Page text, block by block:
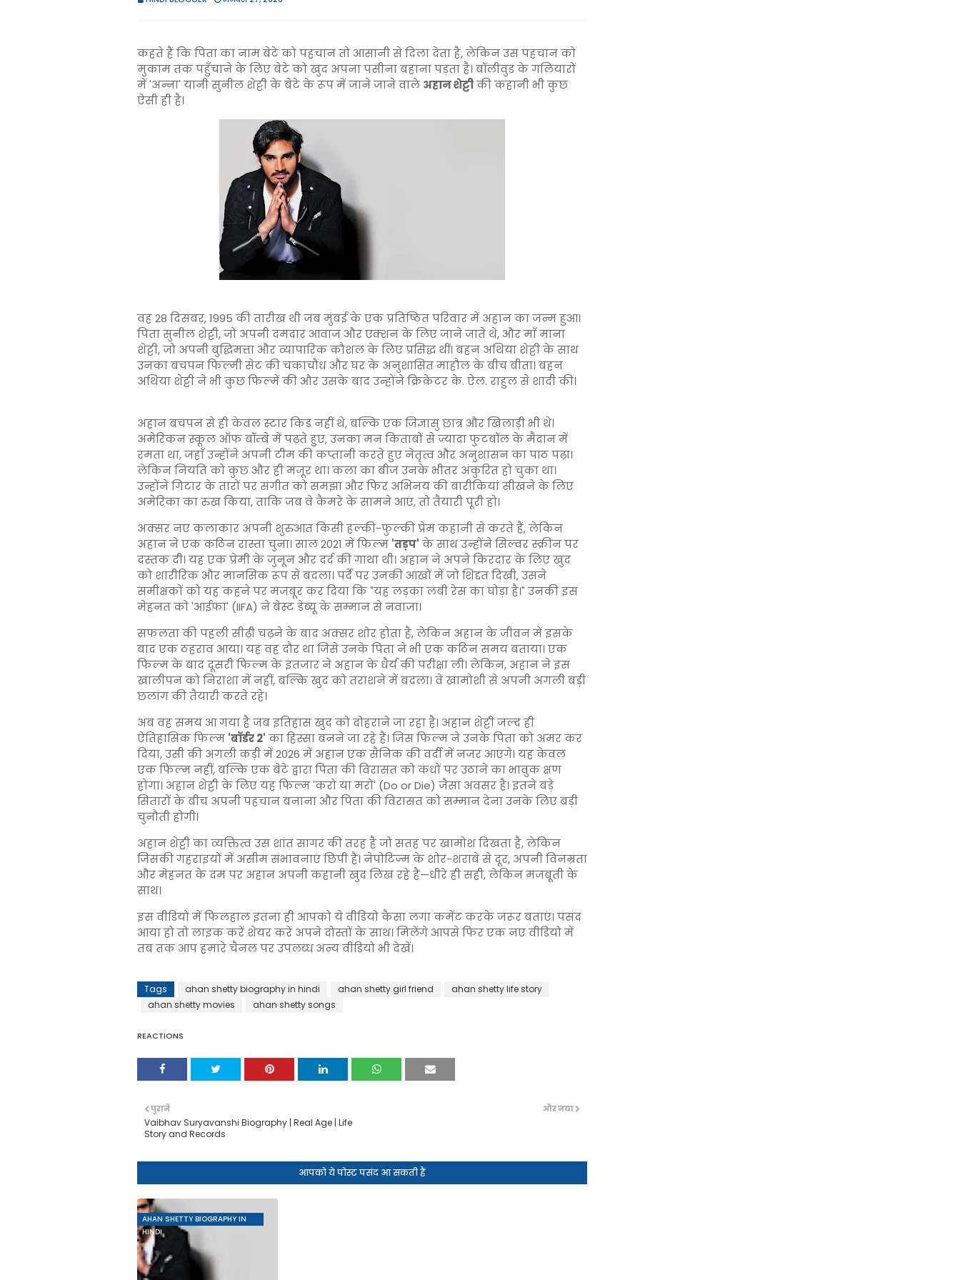
कहते हैं कि पिता का नाम बेटे को पहचान तो आसानी से दिला देता है, लेकिन उस पहचान को
मुकाम तक पहुँचाने के लिए बेटे को खुद अपना पसीना बहाना पड़ता है। बॉलीवुड के गलियारों
में 'अन्ना' यानी सुनील शेट्टी के बेटे के रूप में जाने जाने वाले अहान शेट्टीकी कहानी भी कुछ
ऐसी ही है।
वह 28 दिसंबर, 1995 की तारीख थी जब मुंबई के एक प्रतिष्ठित परिवार में अहान का जन्म हुआ।
पिता सुनील शेट्टी, जो अपनी दमदार आवाज और एक्शन के लिए जाने जाते थे, और माँ माना
शेट्टी, जो अपनी बुद्धिमत्ता और व्यापारिक कौशल के लिए प्रसिद्ध थीं। बहन अथिया शेट्टी के साथ
उनका बचपन फिल्मी सेट की चकाचौंध और घर के अनुशासित माहौल के बीच बीता। बहन
अथिया शेट्टी ने भी कुछ फिल्में की और उसके बाद उन्होंने क्रिकेटर के. ऐल. राहुल से शादी की।
अहान बचपन से ही केवल स्टार किड नहीं थे, बल्कि एक जिज्ञासु छात्र और खिलाड़ी भी थे।
अमेरिकन स्कूल ऑफ बॉम्बे में पढ़ते हुए, उनका मन किताबों से ज्यादा फुटबॉल के मैदान में
रमता था, जहाँ उन्होंने अपनी टीम की कप्तानी करते हुए नेतृत्व और अनुशासन का पाठ पढ़ा।
लेकिन नियति को कुछ और ही मंजूर था। कला का बीज उनके भीतर अंकुरित हो चुका था।
उन्होंने गिटार के तारों पर संगीत को समझा और फिर अभिनय की बारीकियां सीखने के लिए
अमेरिका का रुख किया, ताकि जब वे कैमरे के सामने आएं, तो तैयारी पूरी हो।
अक्सर नए कलाकार अपनी शुरुआत किसी हल्की-फुल्की प्रेम कहानी से करते हैं, लेकिन
अहान ने एक कठिन रास्ता चुना। साल 2021 में फिल्म 'तड़प' के साथ उन्होंने सिल्वर स्क्रीन पर
दस्तक दी। यह एक प्रेमी के जुनून और दर्द की गाथा थी। अहान ने अपने किरदार के लिए खुद
को शारीरिक और मानसिक रूप से बदला। पर्दे पर उनकी आंखों में जो शिद्दत दिखी, उसने
समीक्षकों को यह कहने पर मजबूर कर दिया कि "यह लड़का लंबी रेस का घोड़ा है।" उनकी इस
मेहनत को 'आईफा' (IIFA) ने बेस्ट डेब्यू के सम्मान से नवाजा।
सफलता की पहली सीढ़ी चढ़ने के बाद अक्सर शोर होता है, लेकिन अहान के जीवन में इसके
बाद एक ठहराव आया। यह वह दौर था जिसे उनके पिता ने भी एक कठिन समय बताया। एक
फिल्म के बाद दूसरी फिल्म के इंतजार ने अहान के धैर्य की परीक्षा ली। लेकिन, अहान ने इस
खालीपन को निराशा में नहीं, बल्कि खुद को तराशने में बदला। वे खामोशी से अपनी अगली बड़ी
छलांग की तैयारी करते रहे।
अब वह समय आ गया है जब इतिहास खुद को दोहराने जा रहा है। अहान शेट्टी जल्द ही
ऐतिहासिक फिल्म 'बॉर्डर 2' का हिस्सा बनने जा रहे हैं। जिस फिल्म ने उनके पिता को अमर कर
दिया, उसी की अगली कड़ी में 2026 में अहान एक सैनिक की वर्दी में नजर आएंगे। यह केवल
एक फिल्म नहीं, बल्कि एक बेटे द्वारा पिता की विरासत को कंधों पर उठाने का भावुक क्षण
होगा। अहान शेट्टी के लिए यह फिल्म 'करो या मरो' (Do or Die) जैसा अवसर है। इतने बड़े
सितारों के बीच अपनी पहचान बनाना और पिता की विरासत को सम्मान देना उनके लिए बड़ी
चुनौती होगी।
अहान शेट्टी का व्यक्तित्व उस शांत सागर की तरह है जो सतह पर खामोश दिखता है, लेकिन
जिसकी गहराइयों में असीम संभावनाएं छिपी हैं। नेपोटिज्म के शोर-शराबे से दूर, अपनी विनम्रता
और मेहनत के दम पर अहान अपनी कहानी खुद लिख रहे हैं—धीरे ही सही, लेकिन मजबूती के
साथ।
इस वीडियो में फिलहाल इतना ही आपको ये वीडियो कैसा लगा कमेंट करके जरूर बताएं। पसंद
आया हो तो लाइक करें शेयर करें अपने दोस्तों के साथ। मिलेंगे आपसे फिर एक नए वीडियो में
तब तक आप हमारे चैनल पर उपलब्ध अन्य वीडियो भी देखें।
Tags ahan shetty biography in hindi ahan shetty girl friend
ahan shetty life story
ahan shetty movies
ahan shetty songs
REACTIONS
और नया
पुराने
Vaibhav Suryavanshi Biography | Real Age | Life
Story and Records
आपको ये पोस्ट पसंद आ सकती हैं
AHAN SHETTY BIOGRAPHY IN
HINDI